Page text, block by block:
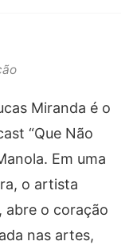
Miranda é o
“Que Não
Em uma
o artista
abre o coração
nas artes,